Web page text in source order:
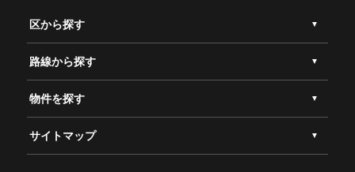
区から探す
路線から探す
物件を探す
サイトマップ